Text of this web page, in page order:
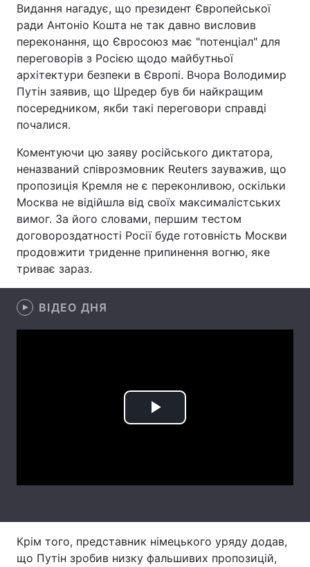
Техно і зв'язок Лайт
Зброя Інциденти
Здоров'я Туризм
Цікавинки Погода
Екологія
Лонгріди
Відео з Youtube Статті
Інтерв'ю Думки
Архів
Контакти
Видання нагадує, що президент Європейської
ради Антоніо Кошта не так давно висловив
переконання, що Євросоюз має "потенціал" для
переговорів з Росією щодо майбутньої
архітектури безпеки в Європі. Вчора Володимир
Путін заявив, що Шредер був би найкращим
посередником, якби такі переговори справді
почалися.
Коментуючи цю заяву російського диктатора,
неназваний співрозмовник Reuters зауважив, що
пропозиція Кремля не є переконливою, оскільки
Москва не відійшла від своїх максималістських
вимог. За його словами, першим тестом
договороздатності Росії буде готовність Москви
продовжити триденне припинення вогню, яке
триває зараз.
ВІДЕО ДНЯ
Play
Крім того, представник німецького уряду додав,
що Путін зробив низку фальшивих пропозицій,